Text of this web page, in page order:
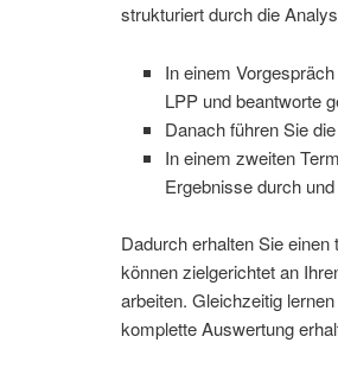
strukturiert durch die
In einem
LPP und beantworte
Danach führen Sie
In einem zweiten
Ergebnisse durch
Dadurch erhalten Sie
können zielgerichtet an
arbeiten. Gleichzeitig
komplette Auswertung